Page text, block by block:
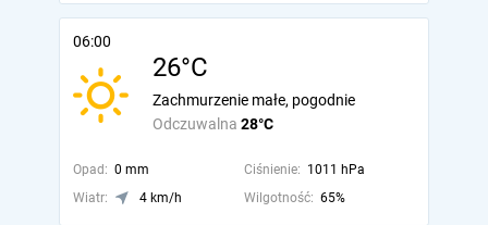
06:00
26°C
Odczuwalna 28°C
Zachmurzenie małe, pogodnie
Opad: 0 mm Ciśnienie: 1011 hPa
Wiatr:
4 km/h Wilgotność: 65%